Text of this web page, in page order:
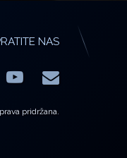
NAS
YouTube
E-mail
pridržana.